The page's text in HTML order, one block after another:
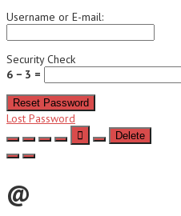
Username or E-mail:
Security Check
6 − 3 =
Reset Password
Lost Password
Delete
@